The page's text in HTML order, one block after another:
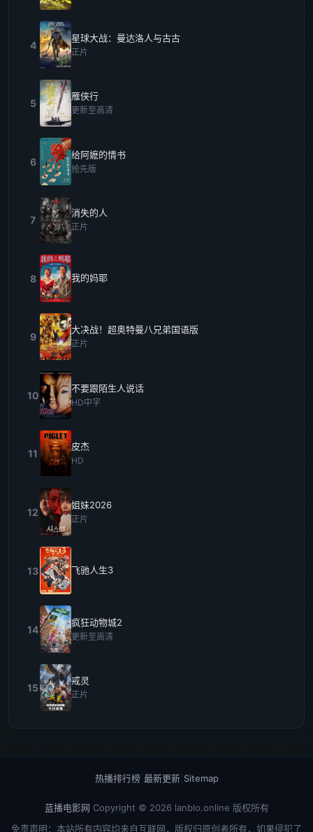
4
星球大战：曼达洛人与古古
正片
5
雁侠行
更新至高清
6
给阿嬷的情书
抢先版
7
消失的人
正片
8 我的妈耶
9
大决战！超奥特曼八兄弟国语版
正片
10
不要跟陌生人说话
HD中字
11
皮杰
HD
12
姐妹2026
正片
13 飞驰人生3
14
疯狂动物城2
更新至高清
15
戒灵
正片
热播排行榜| 最新更新| Sitemap
蓝播电影网 Copyright © 2026 lanblo.online 版权所有
免责声明：本站所有内容均来自互联网，版权归原创者所有，如果侵犯了